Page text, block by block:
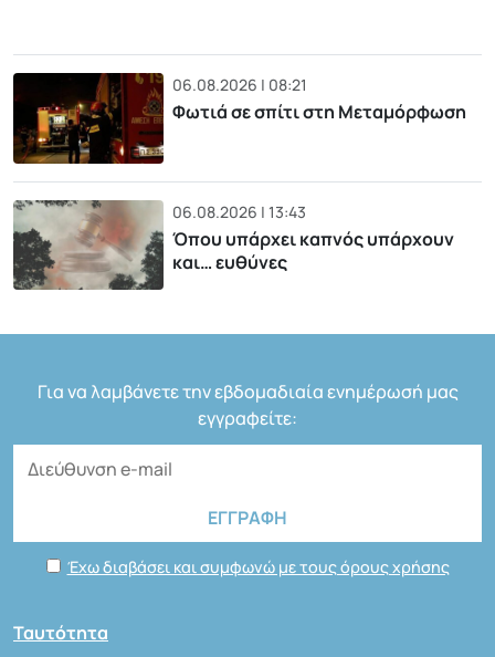
06.08.2026 | 08:21
Φωτιά σε σπίτι στη Μεταμόρφωση
06.08.2026 | 13:43
Όπου υπάρχει καπνός υπάρχουν
και… ευθύνες
Για να λαμβάνετε την εβδομαδιαία ενημέρωσή μας
εγγραφείτε:
Έχω διαβάσει και συμφωνώ με τους όρους χρήσης
Ταυτότητα